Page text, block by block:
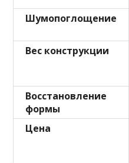
Шумопоглощение
Вес конструкции
Восстановление
формы
Цена